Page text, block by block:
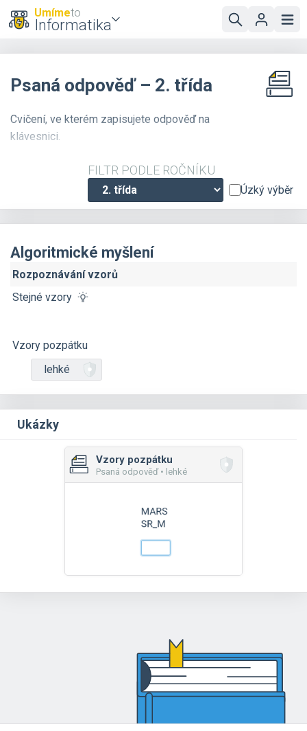
Umímeto
Informatika
Psaná odpověď – 2. třída
Cvičení, ve kterém zapisujete odpověď na
klávesnici.
FILTR PODLE ROČNÍKU
Úzký výběr
Algoritmické myšlení
Rozpoznávání vzorů
Stejné vzory
Vzory pozpátku
lehké
Ukázky
Vzory pozpátku
Psaná odpověď • lehké